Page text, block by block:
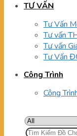
TƯ VẤN
Tư Vấn
Tư vấn
Tư vấn
Tư Vấn
Công Trình
Công
Tìm